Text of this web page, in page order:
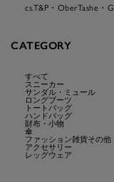
cs.T&P・OberTashe・
CATEGORY
すべて
スニーカー
サンダル・ミュール
ロングブーツ
トートバッグ
ハンドバッグ
財布・小物
傘
ファッション雑貨その他
アクセサリー
レッグウェア